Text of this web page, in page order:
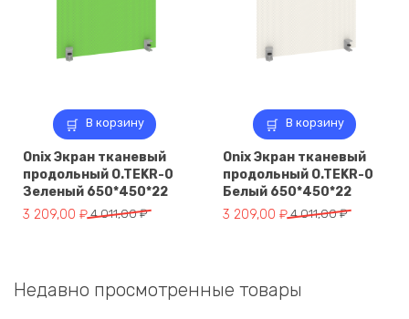
В корзину
Onix Экран тканевый
продольный O.TEKR-0
Зеленый 650*450*22
4 011,00₽
Первоначальная
011,00 ₽.
3 209,00 ₽
Текущая
В корзину
Onix Экран тканевый
продольный O.TEKR-0
Белый 650*450*22
4 011,00₽
Первоначальная
011,00 ₽.
3 209,00 ₽
Текущая
Недавно просмотренные товары